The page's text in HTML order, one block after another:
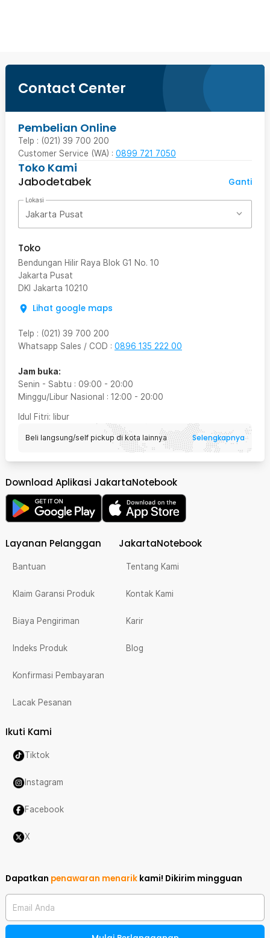
Contact Center
Pembelian Online
Telp : (021) 39 700 200
Customer Service (WA) : 0899 721 7050
Toko Kami
Jabodetabek
Ganti
Lokasi
Jakarta Pusat
Toko
Bendungan Hilir Raya Blok G1 No. 10
Jakarta Pusat
DKI Jakarta 10210
Lihat google maps
Telp : (021) 39 700 200
Whatsapp Sales / COD : 0896 135 222 00
Jam buka:
Senin - Sabtu : 09:00 - 20:00
Minggu/Libur Nasional : 12:00 - 20:00
Idul Fitri: libur
Beli langsung/self pickup di kota lainnya Selengkapnya
Download Aplikasi JakartaNotebook
Layanan Pelanggan
Bantuan
Klaim Garansi Produk
Biaya Pengiriman
Indeks Produk
Konfirmasi Pembayaran
Lacak Pesanan
JakartaNotebook
Tentang Kami
Kontak Kami
Karir
Blog
Ikuti Kami
Tiktok
Instagram
Facebook
X
Dapatkan penawaran menarik kami! Dikirim mingguan
Email Anda